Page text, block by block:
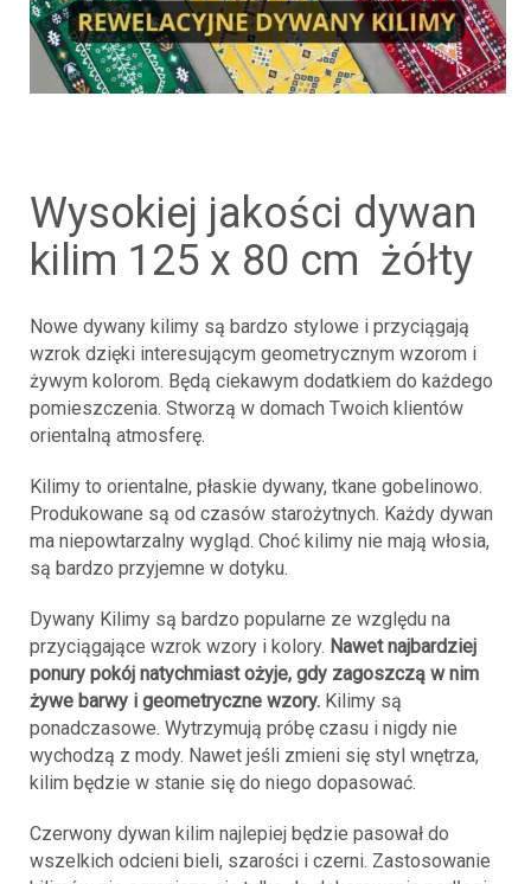
wysokiej jakości dywan
kilim 125 x 80 cm żółty
Nowe dywany kilimy są bardzo stylowe i przyciągają
wzrok dzięki interesującym geometrycznym wzorom i
żywym kolorom. Będą ciekawym dodatkiem do każdego
pomieszczenia. Stworzą w domach Twoich klientów
orientalną atmosferę.
Kilimy to orientalne, płaskie dywany, tkane gobelinowo.
Produkowane są od czasów starożytnych. Każdy dywan
ma niepowtarzalny wygląd. Choć kilimy nie mają włosia,
są bardzo przyjemne w dotyku.
Dywany Kilimy są bardzo popularne ze względu na
przyciągające wzrok wzory i kolory. Nawet najbardziej
ponury pokój natychmiast ożyje, gdy zagoszczą w nim
żywe barwy i geometryczne wzory. Kilimy są
ponadczasowe. Wytrzymują próbę czasu i nigdy nie
wychodzą z mody. Nawet jeśli zmieni się styl wnętrza,
kilim będzie w stanie się do niego dopasować.
Czerwony dywan kilim najlepiej będzie pasował do
wszelkich odcieni bieli, szarości i czerni. Zastosowanie